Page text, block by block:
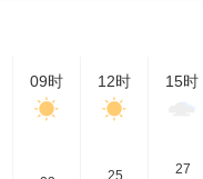
09时 12时 15时